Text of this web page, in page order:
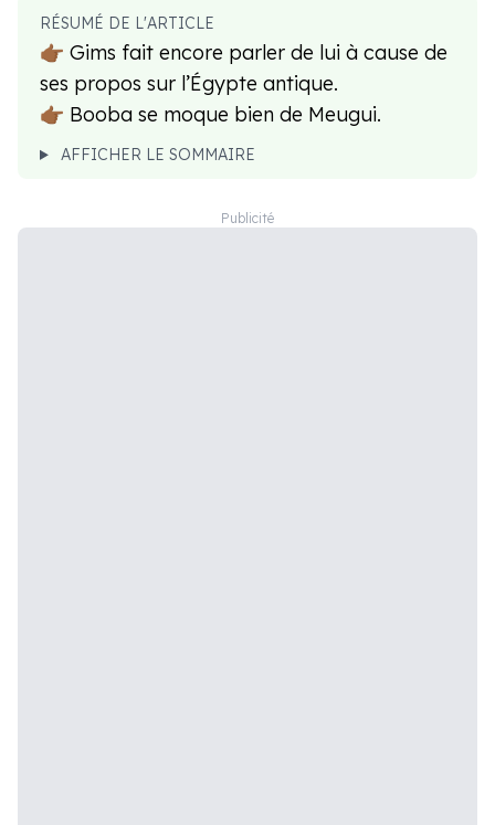
RÉSUMÉ DE L'ARTICLE
👉🏾 Gims fait encore parler de lui à cause de
ses propos sur l’Égypte antique.
👉🏾 Booba se moque bien de Meugui.
AFFICHER LE SOMMAIRE